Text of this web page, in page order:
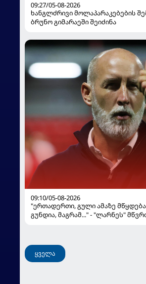
09:27/05-08-2026
ხანგლძრივი მოლაპარაკებების
ბრუნო გიმარაეში შეიძინა
09:10/05-08-2026
"ერთადერთი, გული ამაზე
გუნდია, მაგრამ..." - "ლარნეს"
ყველა